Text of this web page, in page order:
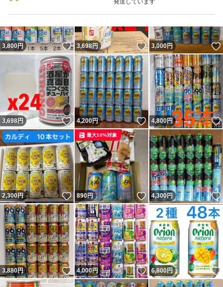
発送しています
3,800円 いいね！
3,698円 いいね！
3,000円
3,698円 いいね！
4,200円 いいね！
4,800円
2,300円 いいね！
890円 いいね！
最大10%対象
4,300円
3,880円 いいね！
4,000円 いいね！
6,800円